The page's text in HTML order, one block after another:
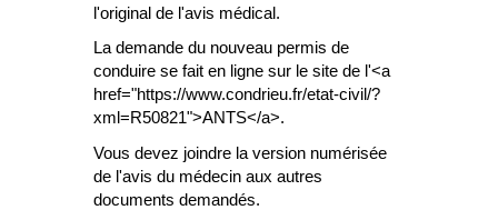
l'original de l'avis médical.
La demande du nouveau permis de
conduire se fait en ligne sur le site de l'<a
href="https://www.condrieu.fr/etat-civil/?
xml=R50821">ANTS</a>.
Vous devez joindre la version numérisée
de l'avis du médecin aux autres
documents demandés.